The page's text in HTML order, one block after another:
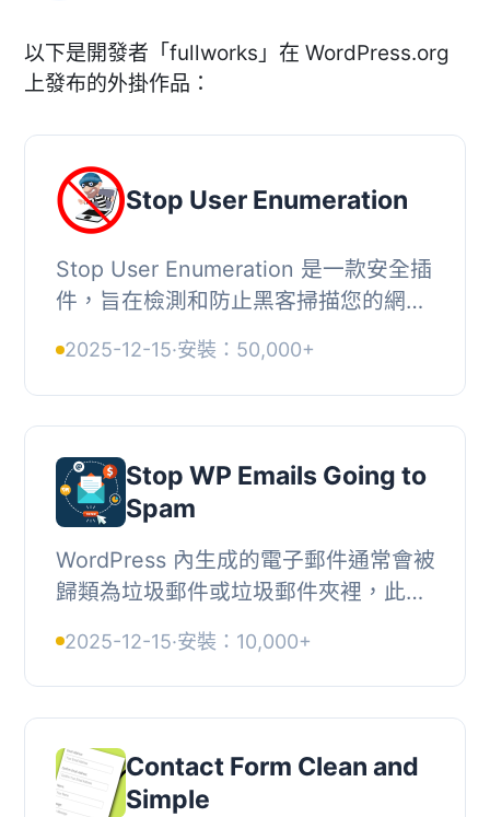
以下是開發者「fullworks」在 WordPress.org
上發布的外掛作品：
Stop User Enumeration
Stop User Enumeration 是一款安全插
件，旨在檢測和防止黑客掃描您的網站
種攻擊方式，邪惡的人可以探測您的網
站並發現您...
2025-12-15·安裝：50,000+
Stop WP Emails Going to
Spam
WordPress 內生成的電子郵件通常會被
歸類為垃圾郵件或垃圾郵件夾裡，此外
設定通常足以解決您的問題。, 在
WordPress 中使...
2025-12-15·安裝：10,000+
Contact Form Clean and
Simple